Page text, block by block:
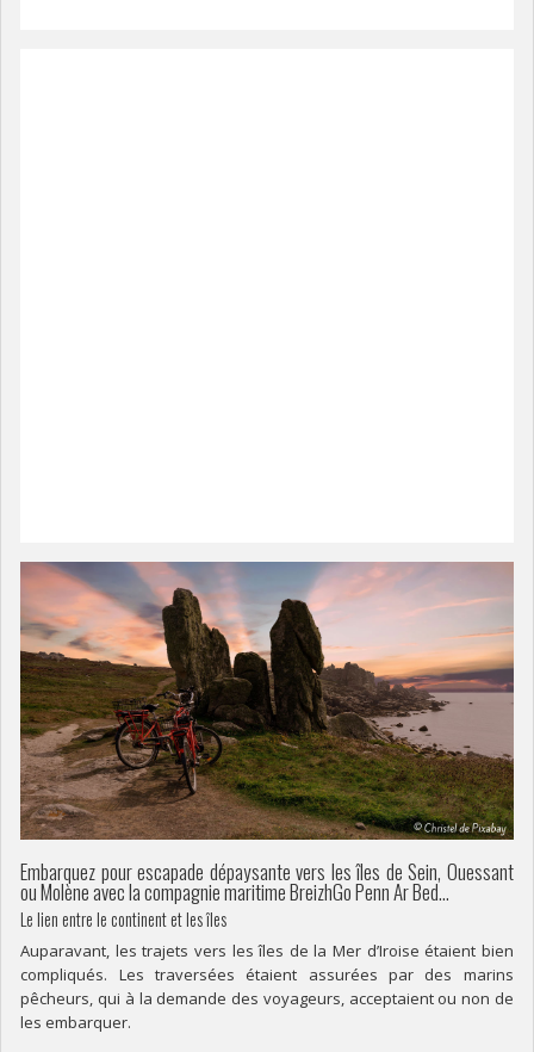
Embarquez pour escapade dépaysante vers les îles de Sein, Ouessant
ou Molène avec la compagnie maritime BreizhGo Penn Ar Bed…
Le lien entre le continent et les îles
Auparavant, les trajets vers les îles de la Mer d’Iroise étaient bien
compliqués. Les traversées étaient assurées par des marins
pêcheurs, qui à la demande des voyageurs, acceptaient ou non de
les embarquer.